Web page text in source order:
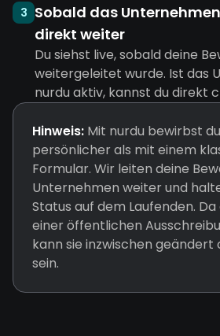
3 Sobald das
direkt weiter
Du siehst live, sobald deine
weitergeleitet wurde. Ist das
nurdu aktiv, kannst du direkt
Hinweis: Mit nurdu bewirbst
persönlicher als mit einem
Formular. Wir leiten deine
Unternehmen weiter und
Status auf dem Laufenden. Da
einer öffentlichen
kann sie inzwischen
sein.